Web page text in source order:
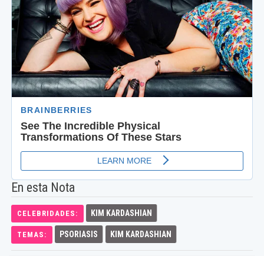
En esta Nota
CELEBRIDADES: KIM KARDASHIAN
TEMAS: PSORIASIS KIM KARDASHIAN